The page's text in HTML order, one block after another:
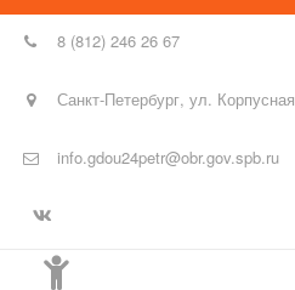
8 (812) 246 26 67
Санкт-Петербург, ул. Корпусная
info.gdou24petr@obr.gov.spb.ru